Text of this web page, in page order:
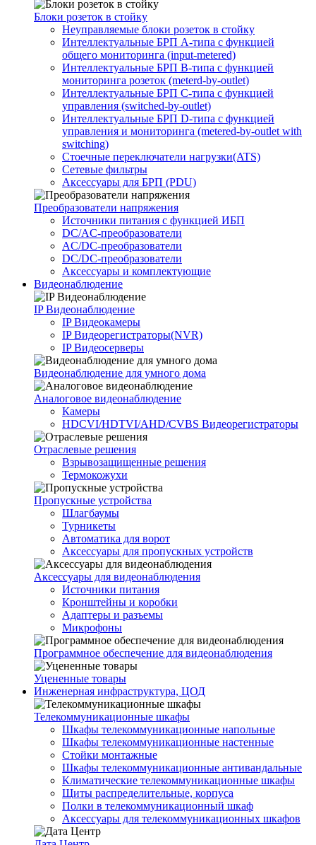
Блоки розеток в стойку
Неуправляемые блоки розеток в стойку
Интеллектуальные БРП А-типа с функцией
общего мониторинга (input-metered)
Интеллектуальные БРП B-типа с функцией
мониторинга розеток (meterd-by-outlet)
Интеллектуальные БРП C-типа с функцией
управления (switched-by-outlet)
Интеллектуальные БРП D-типа с функцией
управления и мониторинга (metered-by-outlet with
switching)
Стоечные переключатели нагрузки(ATS)
Сетевые фильтры
Аксессуары для БРП (PDU)
Преобразователи напряжения
Источники питания c функцией ИБП
DC/AC-преобразователи
AC/DC-преобразователи
DC/DC-преобразователи
Аксессуары и комплектующие
Видеонаблюдение
IP Видеонаблюдение
IP Видеокамеры
IP Видеорегистраторы(NVR)
IP Видеосерверы
Видеонаблюдение для умного дома
Аналоговое видеонаблюдение
Камеры
HDCVI/HDTVI/AHD/CVBS Видеорегистраторы
Отраслевые решения
Взрывозащищенные решения
Термокожухи
Пропускные устройства
Шлагбаумы
Турникеты
Автоматика для ворот
Аксессуары для пропускных устройств
Аксессуары для видеонаблюдения
Источники питания
Кронштейны и коробки
Адаптеры и разъемы
Микрофоны
Программное обеспечение для видеонаблюдения
Уцененные товары
Инженерная инфраструктура, ЦОД
Телекоммуникационные шкафы
Шкафы телекоммуникационные напольные
Шкафы телекоммуникационные настенные
Стойки монтажные
Шкафы телекоммуникационные антивандальные
Климатические телекоммуникационные шкафы
Щиты распределительные, корпуса
Полки в телекоммуникационный шкаф
Аксессуары для телекоммуникационных шкафов